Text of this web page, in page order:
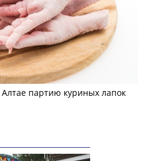
партию куриных лапок